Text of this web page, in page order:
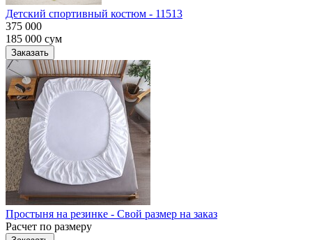
Детский спортивный костюм - 11513
375 000
185 000 сум
Заказать
Простыня на резинке - Свой размер на заказ
Расчет по размеру